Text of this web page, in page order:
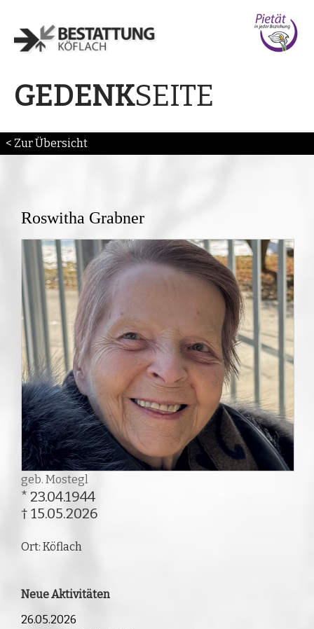
GEDENKSEITE
< Zur Übersicht
Roswitha Grabner
geb. Mostegl
* 23.04.1944
† 15.05.2026
Ort: Köflach
Neue Aktivitäten
26.05.2026